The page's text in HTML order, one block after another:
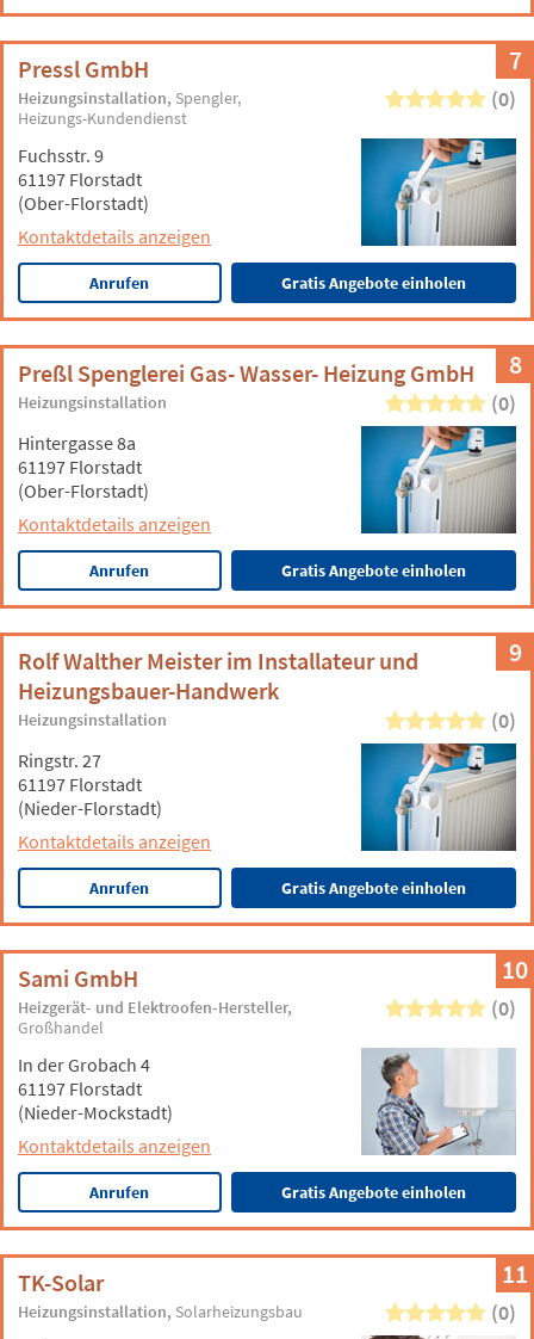
7
Pressl GmbH
Heizungsinstallation Spengler
Heizungs-Kundendienst
(0)
Fuchsstr. 9
61197 Florstadt
(Ober-Florstadt)
Kontaktdetails anzeigen
Anrufen Gratis Angebote einholen
8
Preßl Spenglerei Gas- Wasser- Heizung GmbH
Heizungsinstallation (0)
Hintergasse 8a
61197 Florstadt
(Ober-Florstadt)
Kontaktdetails anzeigen
Anrufen Gratis Angebote einholen
9
Rolf Walther Meister im Installateur und
Heizungsbauer-Handwerk
Heizungsinstallation (0)
Ringstr. 27
61197 Florstadt
(Nieder-Florstadt)
Kontaktdetails anzeigen
Anrufen Gratis Angebote einholen
10
Sami GmbH
Heizgerät- und Elektroofen-Hersteller
Großhandel
(0)
In der Grobach 4
61197 Florstadt
(Nieder-Mockstadt)
Kontaktdetails anzeigen
Anrufen Gratis Angebote einholen
11
TK-Solar
Heizungsinstallation Solarheizungsbau (0)